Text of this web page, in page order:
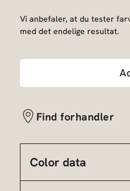
Vi anbefaler, at du tester
med det endelige resultat.
Find forhandler
Color data